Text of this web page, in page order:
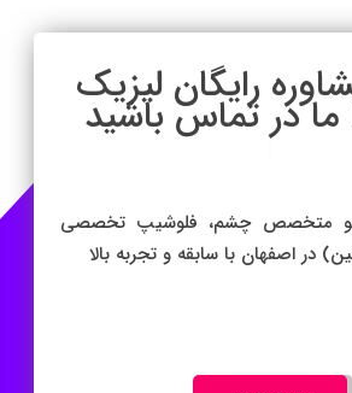
رایگان لیزیک
در تماس باشید
|
متخصص چشم، فلوشیپ تخصصی
در اصفهان با سابقه و تجربه بالا